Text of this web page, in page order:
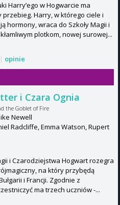
Harry’ego w Hogwarcie ma
Harry, w którego ciele i
hormony, wraca do Szkoły Magii i
plotkom, nowej surowej...
| opinie
i Czara Ognia
the Goblet of Fire
Newell
Radcliffe, Emma Watson, Rupert
i Czarodziejstwa Hogwart rozegra
na który przybędą
i Francji. Zgodnie z
ma trzech uczniów -...